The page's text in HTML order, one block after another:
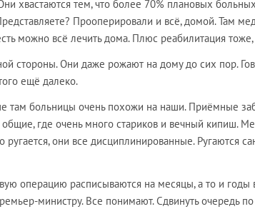
хвастаются тем, что более 70% плановых
Прооперировали и всё, домой. Там
можно всё лечить дома. Плюс реабилитация
стороны. Они даже рожают на дому до сих пор.
ещё далеко.
там больницы очень похожи на наши. Приёмные
где очень много стариков и вечный кипиш.
ругается, они все дисциплинированные. Ругаются
операцию расписываются на месяцы, а то и годы
министру. Все понимают. Сдвинуть очередь